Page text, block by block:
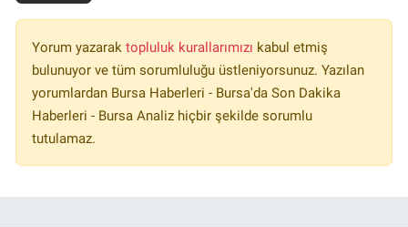
Yorum yazarak topluluk kurallarımızı kabul etmiş
bulunuyor ve tüm sorumluluğu üstleniyorsunuz. Yazılan
yorumlardan Bursa Haberleri - Bursa'da Son Dakika
Haberleri - Bursa Analiz hiçbir şekilde sorumlu
tutulamaz.